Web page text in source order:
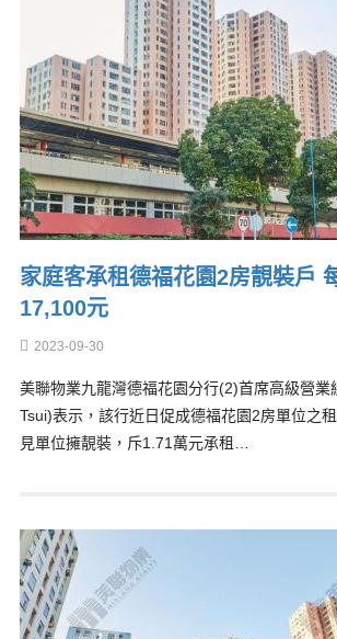
家庭客承租德福花園2房靚裝戶
17,100元
2023-09-30
美聯物業九龍灣德福花園分行(2)首席高級營業
Tsui)表示，該行近日促成德福花園2房單位之
見單位擁靚裝，斥1.71萬元承租…